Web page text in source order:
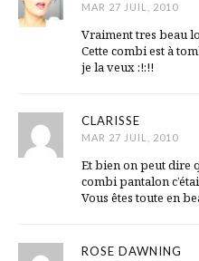
MAR 27 JUIL, 2010
Vraiment tres beau
Cette combi est à
je la veux :!:!!
CLARISSE
MAR 27 JUIL, 2010
Et bien on peut dire
combi pantalon
Vous êtes toute en
ROSE DAWNING